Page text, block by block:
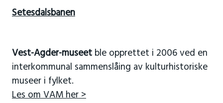
Setesdalsbanen
Vest-Agder-museetble opprettet i 2006 ved en
interkommunal sammenslåing av kulturhistoriske
museer i fylket.
Les om VAM her >